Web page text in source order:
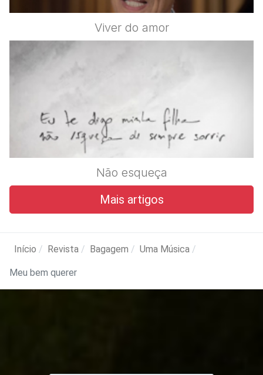
Viver do amor
Não esqueça
Mais artigos
Início Revista Bagagem Uma Música
Meu bem querer